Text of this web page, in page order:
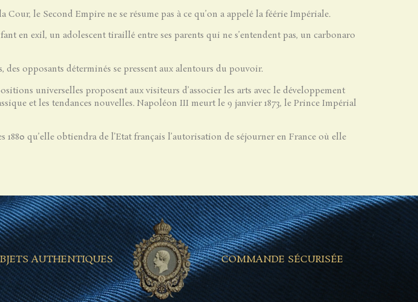
le Second Empire ne se résume pas à ce qu’on a appelé la féérie Impériale.
en exil, un adolescent tiraillé entre ses parents qui ne s’entendent pas, un carbonaro
opposants déterminés se pressent aux alentours du pouvoir.
universelles proposent aux visiteurs d’associer les arts avec le développement
et les tendances nouvelles. Napoléon III meurt le 9 janvier 1873, le Prince Impérial
1880 qu’elle obtiendra de l’Etat français l’autorisation de séjourner en France où elle
AUTHENTIQUES COMMANDE SÉCURISÉE